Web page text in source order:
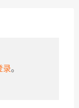
录。